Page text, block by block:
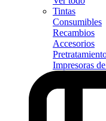
Tintas
Consumibles
Recambios
Accesorios
Impresoras